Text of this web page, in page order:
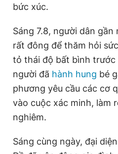
bức xúc.
Sáng 7.8, người dân
rất đông để thăm hỏi
tỏ thái độ bất bình trước
người đã hành hung bé
phương yêu cầu các cơ
vào cuộc xác minh, làm
nghiêm.
Sáng cùng ngày, đại